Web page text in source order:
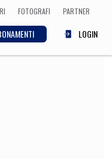
FOTOGRAFI PARTNER
LOGIN